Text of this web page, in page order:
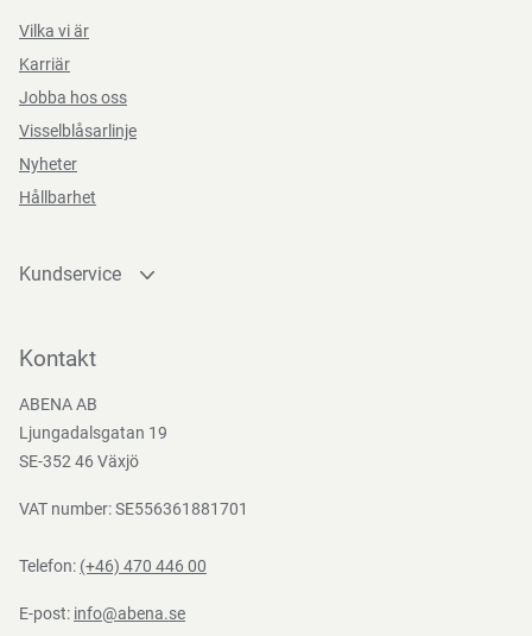
Vilka vi är
Karriär
Jobba hos oss
Visselblåsarlinje
Nyheter
Hållbarhet
Kundservice
Bli kund
Nedladdningar
Kontakt
ABENA AB
Ljungadalsgatan 19
SE-352 46 Växjö
VAT number: SE556361881701
Telefon: (+46) 470 446 00
E-post: info@abena.se